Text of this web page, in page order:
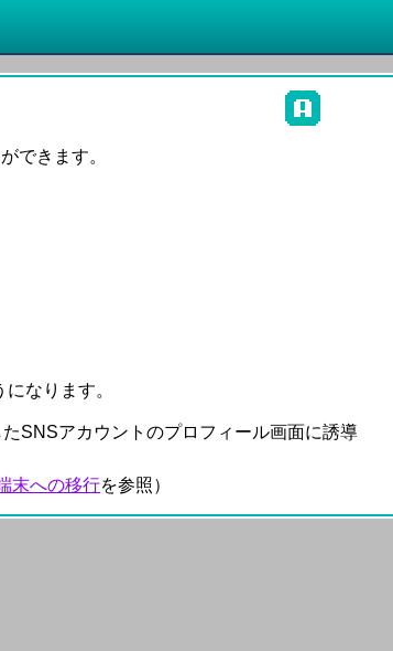
できます。
なります。
SNSアカウントのプロフィール画面に誘導
末への移行を参照）